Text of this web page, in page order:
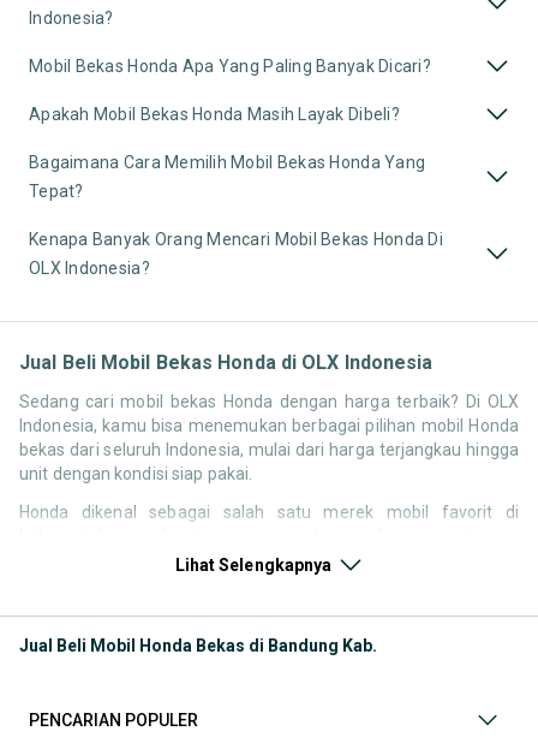
Indonesia?
Mobil Bekas Honda Apa Yang Paling Banyak Dicari?
Apakah Mobil Bekas Honda Masih Layak Dibeli?
Bagaimana Cara Memilih Mobil Bekas Honda Yang
Tepat?
Kenapa Banyak Orang Mencari Mobil Bekas Honda Di
OLX Indonesia?
Jual Beli Mobil Bekas Honda di OLX Indonesia
Sedang cari mobil bekas Honda dengan harga terbaik? Di OLX
Indonesia, kamu bisa menemukan berbagai pilihan mobil Honda
bekas dari seluruh Indonesia, mulai dari harga terjangkau hingga
unit dengan kondisi siap pakai.
Honda dikenal sebagai salah satu merek mobil favorit di
responsif, serta kenyamanan berkendara. Tidak heran jika
Melalui halaman ini, kamu bisa langsung membandingkan
Lihat Selengkapnya
Jual Beli Mobil Honda Bekas di Bandung Kab.
PENCARIAN POPULER